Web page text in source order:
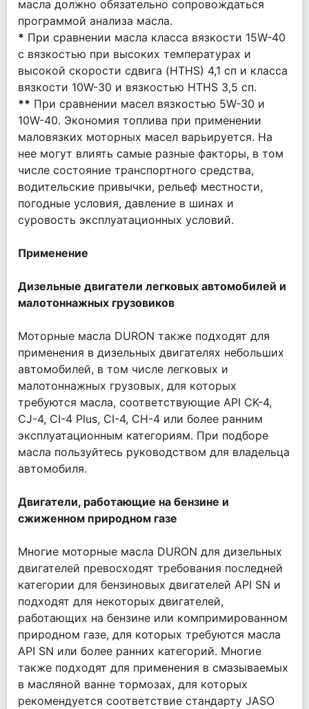
масла должно обязательно сопровождаться
программой анализа масла.
* При сравнении масла класса вязкости 15W-40
с вязкостью при высоких температурах и
высокой скорости сдвига (HTHS) 4,1 сп и класса
вязкости 10W-30 и вязкостью HTHS 3,5 сп.
** При сравнении масел вязкостью 5W-30 и
10W-40. Экономия топлива при применении
маловязких моторных масел варьируется. На
нее могут влиять самые разные факторы, в том
числе состояние транспортного средства,
водительские привычки, рельеф местности,
погодные условия, давление в шинах и
суровость эксплуатационных условий.
Применение
Дизельные двигатели легковых автомобилей и
малотоннажных грузовиков
Моторные масла DURON также подходят для
применения в дизельных двигателях небольших
автомобилей, в том числе легковых и
малотоннажных грузовых, для которых
требуются масла, соответствующие API CK-4,
CJ-4, CI-4 Plus, CI-4, CH-4 или более ранним
эксплуатационным категориям. При подборе
масла пользуйтесь руководством для владельца
автомобиля.
Двигатели, работающие на бензине и
сжиженном природном газе
Многие моторные масла DURON для дизельных
двигателей превосходят требования последней
категории для бензиновых двигателей API SN и
подходят для некоторых двигателей,
работающих на бензине или компримированном
природном газе, для которых требуются масла
API SN или более ранних категорий. Многие
также подходят для применения в смазываемых
в масляной ванне тормозах, для которых
рекомендуется соответствие стандарту JASO